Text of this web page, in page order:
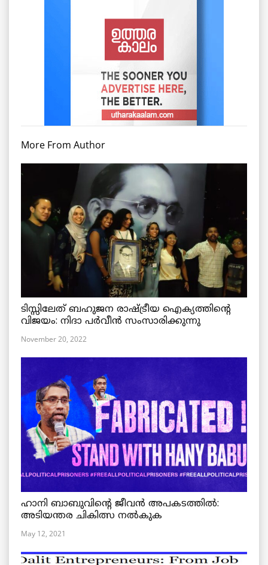
More From Author
ടിസ്സിലേത് ബഹുജന രാഷ്ട്രീയ ഐക്യത്തിന്റെ
വിജയം: നിദാ പർവീൻ സംസാരിക്കുന്നു
November 20, 2022
ഹാനി ബാബുവിന്റെ ജീവൻ അപകടത്തിൽ:
അടിയന്തര ചികിത്സ നൽകുക
May 12, 2021